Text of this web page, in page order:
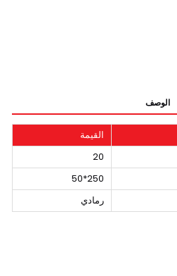
الوصف
القيمة
20
250*50
رمادي